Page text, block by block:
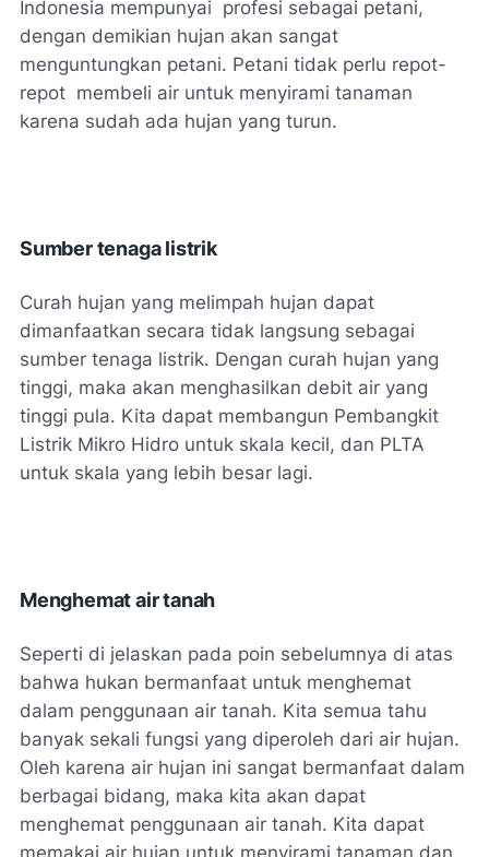
Indonesia mempunyai profesi sebagai petani,
dengan demikian hujan akan sangat
menguntungkan petani. Petani tidak perlu repot-
repot membeli air untuk menyirami tanaman
karena sudah ada hujan yang turun.
Sumber tenaga listrik
Curah hujan yang melimpah hujan dapat
dimanfaatkan secara tidak langsung sebagai
sumber tenaga listrik. Dengan curah hujan yang
tinggi, maka akan menghasilkan debit air yang
tinggi pula. Kita dapat membangun Pembangkit
Listrik Mikro Hidro untuk skala kecil, dan PLTA
untuk skala yang lebih besar lagi.
Menghemat air tanah
Seperti di jelaskan pada poin sebelumnya di atas
bahwa hukan bermanfaat untuk menghemat
dalam penggunaan air tanah. Kita semua tahu
banyak sekali fungsi yang diperoleh dari air hujan.
Oleh karena air hujan ini sangat bermanfaat dalam
berbagai bidang, maka kita akan dapat
menghemat penggunaan air tanah. Kita dapat
memakai air hujan untuk menyirami tanaman dan